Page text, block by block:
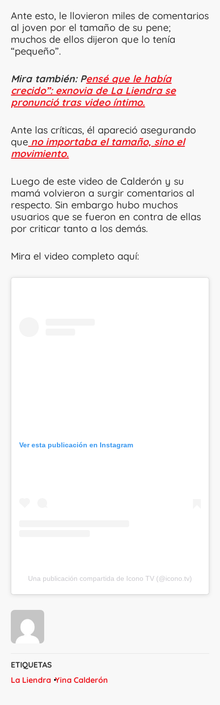
Ante esto, le llovieron miles de comentarios
al joven por el tamaño de su pene;
muchos de ellos dijeron que lo tenía
“pequeño”.
Mira también: Pensé que le había
crecido”: exnovia de La Liendra se
pronunció tras video íntimo.
Ante las críticas, él apareció asegurando
que no importaba el tamaño, sino el
movimiento.
Luego de este video de Calderón y su
mamá volvieron a surgir comentarios al
respecto. Sin embargo hubo muchos
usuarios que se fueron en contra de ellas
por criticar tanto a los demás.
Mira el video completo aquí:
Ver esta publicación en Instagram
Una publicación compartida de Icono TV (@icono.tv)
ETIQUETAS
La Liendra Yina Calderón